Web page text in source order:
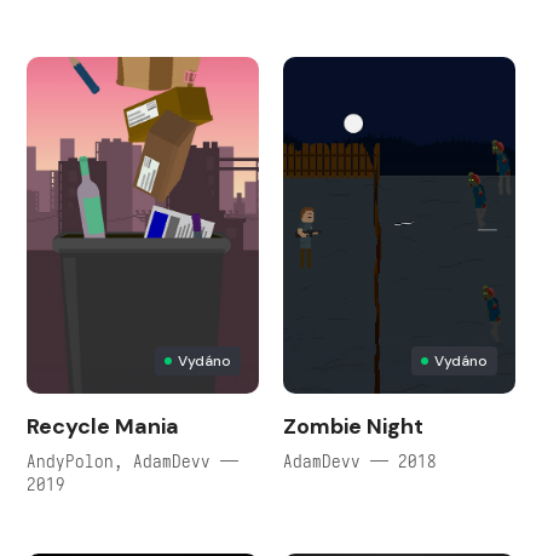
Vydáno
Recycle Mania
AndyPolon, AdamDevv —
2019
Vydáno
Zombie Night
AdamDevv — 2018